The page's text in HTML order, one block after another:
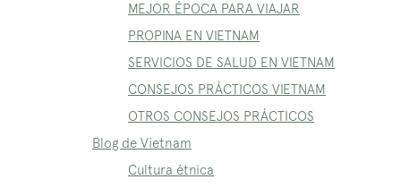
MEJOR ÉPOCA PARA VIAJAR
PROPINA EN VIETNAM
SERVICIOS DE SALUD EN VIETNAM
CONSEJOS PRÁCTICOS VIETNAM
OTROS CONSEJOS PRÁCTICOS
Blog de Vietnam
Cultura étnica